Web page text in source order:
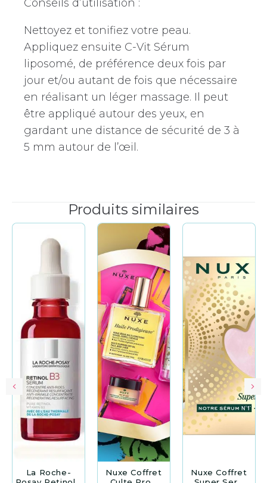
Conseils d’utilisation :
Nettoyez et tonifiez votre peau.
Appliquez ensuite C-Vit Sérum
liposomé, de préférence deux fois par
jour et/ou autant de fois que nécessaire
en réalisant un léger massage. Il peut
être appliqué autour des yeux, en
gardant une distance de sécurité de 3 à
5 mm autour de l’œil.
Produits similaires
La Roche-
Nuxe Coffret
Nuxe Coffret